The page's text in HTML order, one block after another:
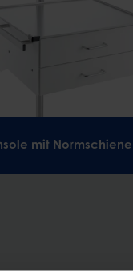
mit